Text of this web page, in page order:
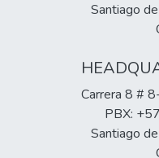
Santiago
Carrera 8 #
PBX:
Santiago